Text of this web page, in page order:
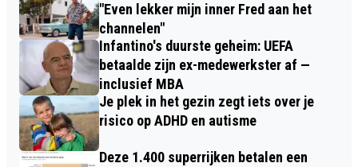
"Even lekker mijn inner Fred aan het
channelen"
Infantino's duurste geheim: UEFA
betaalde zijn ex-medewerkster af —
inclusief MBA
Je plek in het gezin zegt iets over je
risico op ADHD en autisme
Deze 1.400 superrijken betalen een